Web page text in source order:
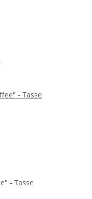
- Tasse